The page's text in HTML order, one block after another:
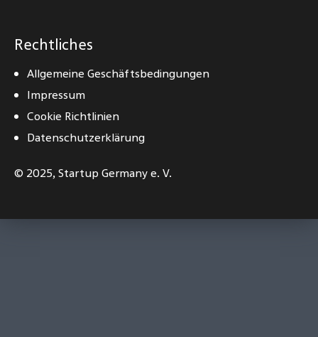
Rechtliches
Allgemeine Geschäftsbedingungen
Impressum
Cookie Richtlinien
Datenschutzerklärung
© 2025,Startup Germany e. V.